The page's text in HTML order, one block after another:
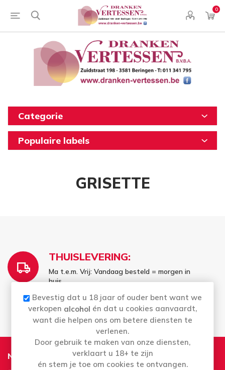
0
Categorie
Populaire labels
GRISETTE
THUISLEVERING:
Ma t.e.m. Vrij: Vandaag besteld = morgen in
huis
maandag geleverd
Nieuwsbrief
Bevestig dat u 18 jaar of ouder bent want we
verkopen alcohol én dat u cookies aanvaardt,
want die helpen ons om betere diensten te
verlenen.
Door gebruik te maken van onze diensten,
verklaart u 18+ te zijn
én stem je toe om cookies te ontvangen.